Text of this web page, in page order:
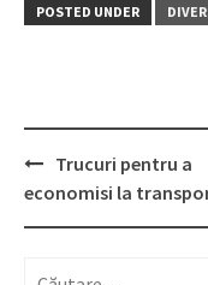
POSTED UNDER
Post
navigation
Trucuri pentru a
economisi la